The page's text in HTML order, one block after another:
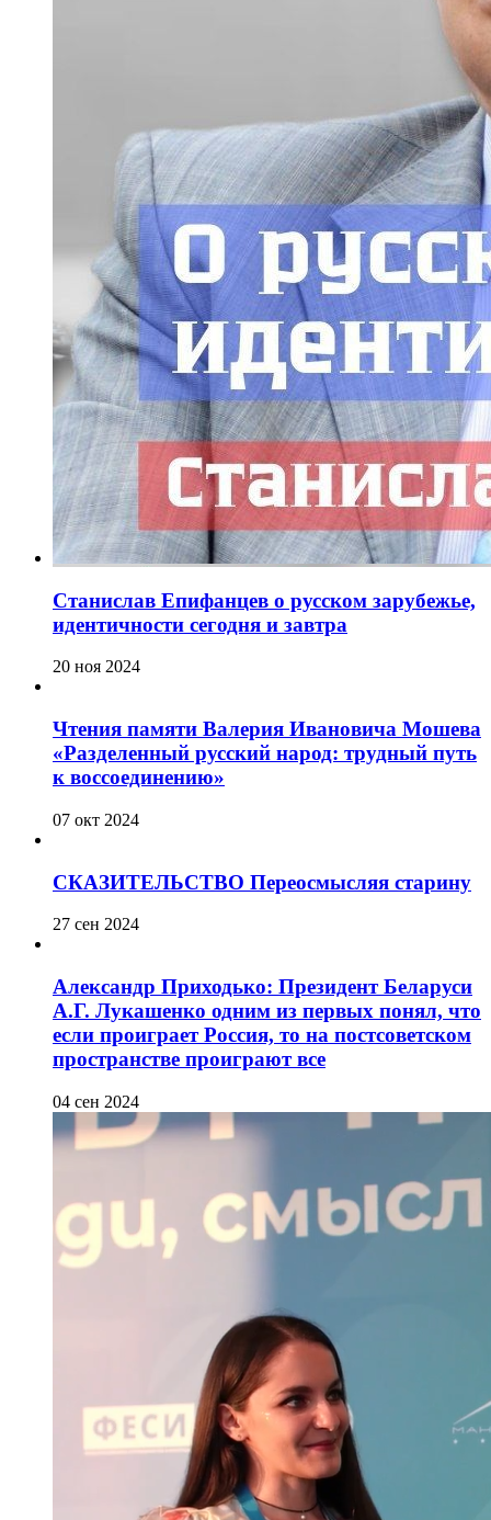
Станислав Епифанцев о русском зарубежье,
идентичности сегодня и завтра
20 ноя 2024
Чтения памяти Валерия Ивановича Мошева
«Разделенный русский народ: трудный путь
к воссоединению»
07 окт 2024
СКАЗИТЕЛЬСТВО Переосмысляя старину
27 сен 2024
Александр Приходько: Президент Беларуси
А.Г. Лукашенко одним из первых понял, что
если проиграет Россия, то на постсоветском
пространстве проиграют все
04 сен 2024